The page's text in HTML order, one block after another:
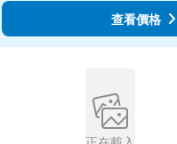
查看價格